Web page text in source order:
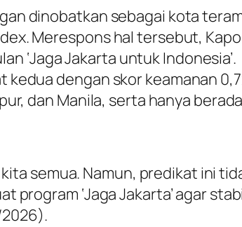
dinobatkan sebagai kota
Merespons hal tersebut,
‘Jaga Jakarta untuk Indonesia’.
dengan skor keamanan
dan Manila, serta hanya
semua. Namun, predikat ini
program ‘Jaga Jakarta’ agar